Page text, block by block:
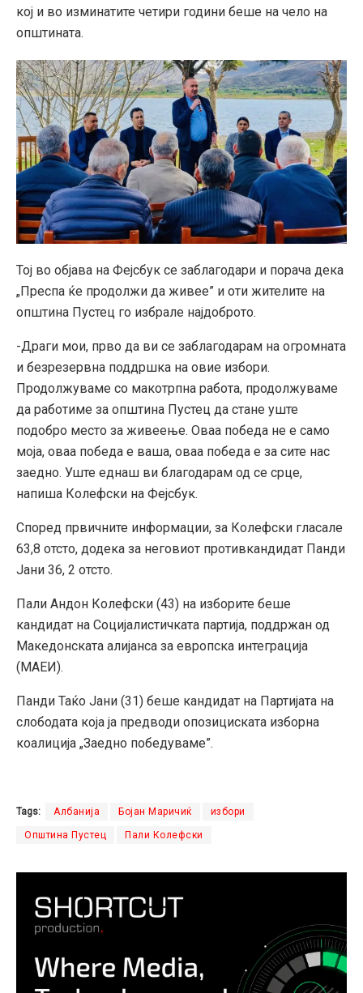
кој и во изминатите четири години беше на чело на
општината.
Тој во објава на Фејсбук се заблагодари и порача дека
„Преспа ќе продолжи да живее” и оти жителите на
општина Пустец го избрале најдоброто.
-Драги мои, прво да ви се заблагодарам на огромната
и безрезервна поддршка на овие избори.
Продолжуваме со макотрпна работа, продолжуваме
да работиме за општина Пустец да стане уште
подобро место за живеење. Оваа победа не е само
моја, оваа победа е ваша, оваа победа е за сите нас
заедно. Уште еднаш ви благодарам од се срце,
напиша Колефски на Фејсбук.
Според првичните информации, за Колефски гласале
63,8 отсто, додека за неговиот противкандидат Панди
Јани 36, 2 отсто.
Пали Андон Колефски (43) на изборите беше
кандидат на Социјалистичката партија, поддржан од
Македонската алијанса за европска интеграција
(МАЕИ).
Панди Таќо Јани (31) беше кандидат на Партијата на
слободата која ја предводи опозициската изборна
коалиција „Заедно победуваме”.
Tags: Албанија Бојан Маричиќ избори
Општина Пустец Пали Колефски